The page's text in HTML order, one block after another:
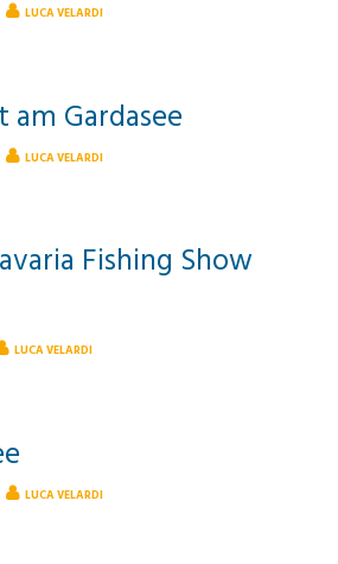
LUCA VELARDI
am Gardasee
LUCA VELARDI
Fishing Show
LUCA VELARDI
LUCA VELARDI